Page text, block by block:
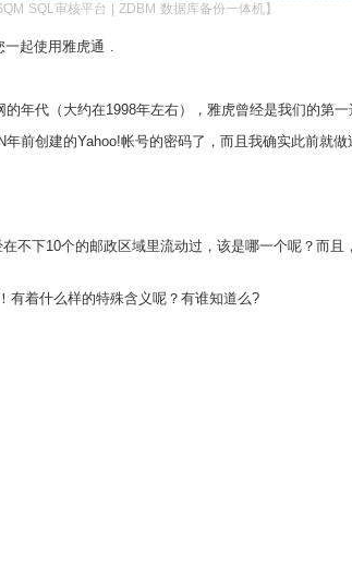
SQL审核平台 |ZDBM 数据库备份一体机】
起使用雅虎通 .
年代（大约在1998年左右），雅虎曾经是我们的第一
前创建的Yahoo!帐号的密码了，而且我确实此前就
不下10个的邮政区域里流动过，该是哪一个呢？而且
有着什么样的特殊含义呢？有谁知道么?